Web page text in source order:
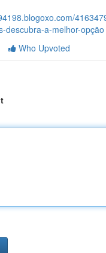
descubra-a-melhor-opção
Who Upvoted